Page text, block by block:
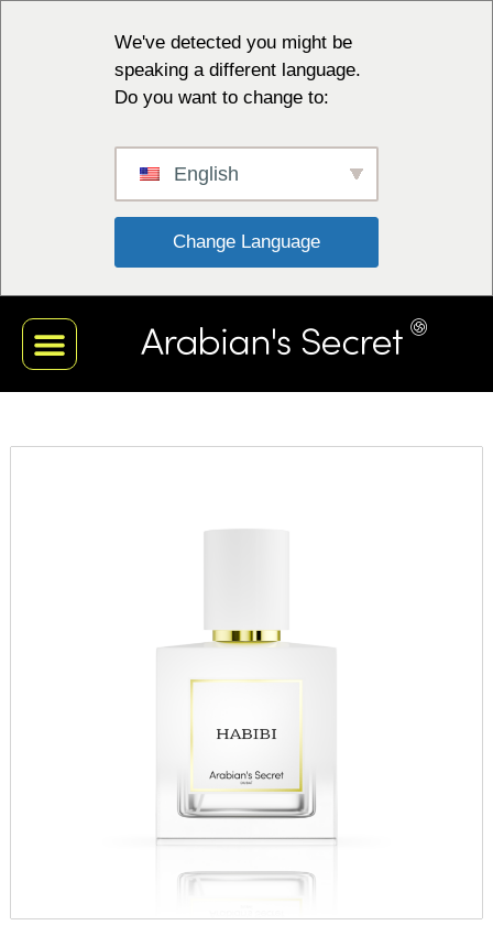
We've detected you might be
speaking a different language.
Do you want to change to:
English
Change Language